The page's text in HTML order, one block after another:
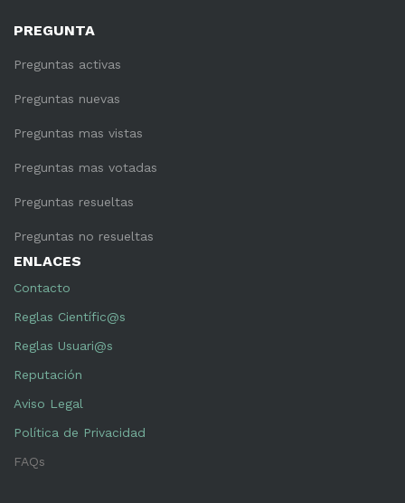
PREGUNTA
Preguntas activas
Preguntas nuevas
Preguntas mas vistas
Preguntas mas votadas
Preguntas resueltas
Preguntas no resueltas
ENLACES
Contacto
Reglas Científic@s
Reglas Usuari@s
Reputación
Aviso Legal
Política de Privacidad
FAQs